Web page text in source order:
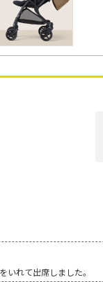
れて出席しました。